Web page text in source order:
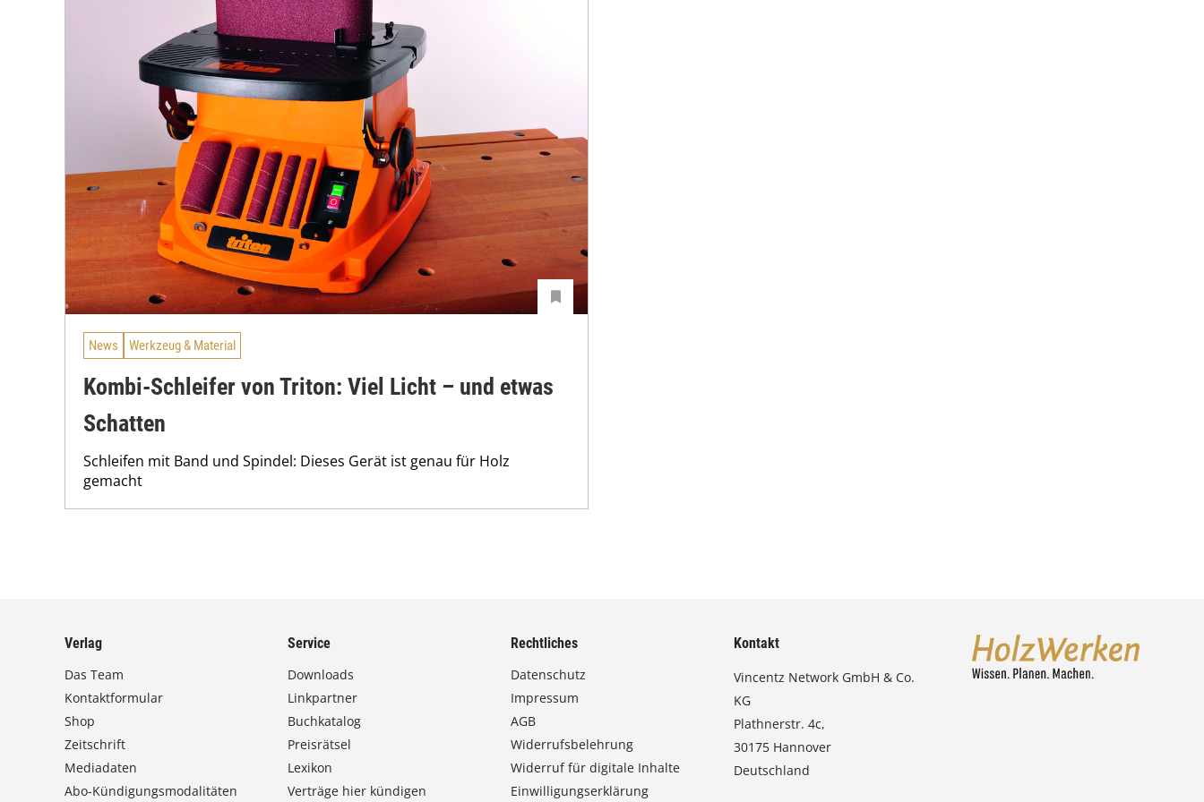
News Werkzeug & Material
Kombi-Schleifer von Triton: Viel Licht – und etwas
Schatten
Schleifen mit Band und Spindel: Dieses Gerät ist genau für Holz
gemacht
Verlag
Das Team
Kontaktformular
Shop
Zeitschrift
Mediadaten
Abo-Kündigungsmodalitäten
Service
Downloads
Linkpartner
Buchkatalog
Preisrätsel
Lexikon
Verträge hier kündigen
Rechtliches
Datenschutz
Impressum
AGB
Widerrufsbelehrung
Widerruf für digitale Inhalte
Einwilligungserklärung
Kontakt
Vincentz Network GmbH & Co.
KG
Plathnerstr. 4c,
30175 Hannover
Deutschland